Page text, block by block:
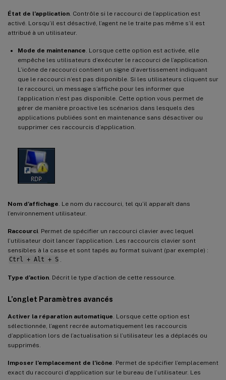
État de l’application . Contrôle si le raccourci de l’application est
activé. Lorsqu’il est désactivé, l’agent ne le traite pas même s’il est
attribué à un utilisateur.
Mode de maintenance . Lorsque cette option est activée, elle
empêche les utilisateurs d’exécuter le raccourci de l’application.
L’icône de raccourci contient un signe d’avertissement indiquant
que le raccourci n’est pas disponible. Si les utilisateurs cliquent sur
le raccourci, un message s’affiche pour les informer que
l’application n’est pas disponible. Cette option vous permet de
gérer de manière proactive les scénarios dans lesquels des
applications publiées sont en maintenance sans désactiver ou
supprimer ces raccourcis d’application.
Nom d’affichage . Le nom du raccourci, tel qu’il apparaît dans
l’environnement utilisateur.
Raccourci . Permet de spécifier un raccourci clavier avec lequel
l’utilisateur doit lancer l’application. Les raccourcis clavier sont
sensibles à la casse et sont tapés au format suivant (par exemple) :
Ctrl + Alt + S
Type d’action . Décrit le type d’action de cette ressource.
L’onglet Paramètres avancés
Activer la réparation automatique . Lorsque cette option est
sélectionnée, l’agent recrée automatiquement les raccourcis
d’application lors de l’actualisation si l’utilisateur les a déplacés ou
supprimés.
Imposer l’emplacement de l’icône . Permet de spécifier l’emplacement
exact du raccourci d’application sur le bureau de l’utilisateur. Les